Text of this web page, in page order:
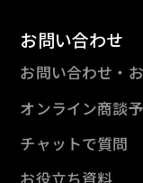
お問い合わせ
お問い合わせ・
オンライン商談
チャットで質問